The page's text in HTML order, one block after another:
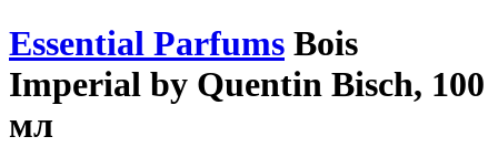
Essential Parfums Bois
Imperial by Quentin Bisch, 100
мл